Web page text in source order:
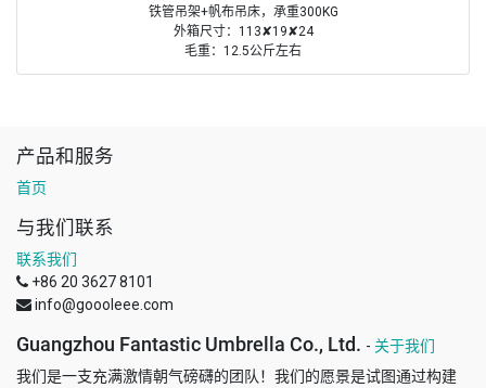
铁管吊架+帆布吊床，承重300KG
外箱尺寸：113✘19✘24
毛重：12.5公斤左右
净重：11.4公斤左右
20FT装柜数量：523套 40HQ装柜数量：1320套
产品和服务
首页
与我们联系
联系我们
+86 20 3627 8101
info@goooleee.com
Guangzhou Fantastic Umbrella Co., Ltd. - 关于我们
我们是一支充满激情朝气磅礴的团队！我们的愿景是试图通过构建